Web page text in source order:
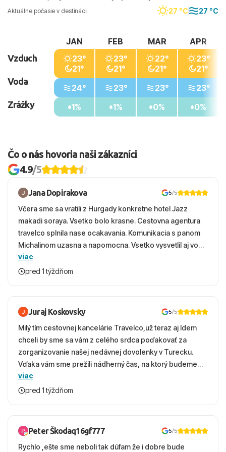
Aktuálne počasie v destinácii 27 °C 27 °C
Vzduch
Voda
Zrážky
JAN
23°
21°
24°
1%
FEB
23°
21°
23°
1%
MAR
22°
21°
23°
0%
APR
23°
21°
23°
0%
Čo o nás hovoria naši zákazníci
4.9/5
Jana Dopirakova 5/5
Včera sme sa vratili z Hurgady konkretne hotel Jazz
makadi soraya. Vsetko bolo krasne. Cestovna agentura
travelco splnila nase ocakavania. Komunikacia s panom
Michalinom uzasna a napomocna. Vsetko vysvetlil aj vo
vecernych hodinach zaco sa ospravedlnujem. Hotel
krasny, cisty. Sluzby top. Strava, prostredie, more,
viac
pred 1 týždňom
Juraj Koskovsky 5/5
Milý tím cestovnej kancelárie Travelco,už teraz aj Idem
chceli by sme sa vám z celého srdca poďakovať za
zorganizovanie našej nedávnej dovolenky v Turecku.
Vďaka vám sme prežili nádherný čas, na ktorý budeme
ešte dlho s úsmevom spomínať. ​Všetko prebehlo
absolútne hladko – od prvotného výberu zájazdu, cez
bola to trefa do čierneho! ​Čo nás dostalo najviac: ​Skvelé
služby a personál: Vždy usmievaví, ochotní a starostliví
ľudia. ​Gastro zážitok: Výborné, pestré a čerstvé jedlo
viac
pred 1 týždňom
Peter Škodaq16gf777 5/5
Rychlo ,ešte sme neboli tak dúfam že i dobre bude